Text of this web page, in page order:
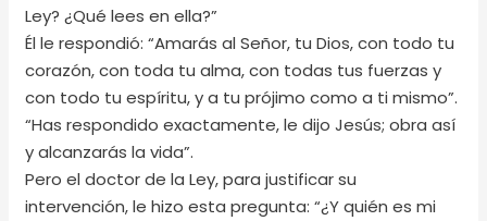
Ley? ¿Qué lees en ella?”
Él le respondió: “Amarás al Señor, tu Dios, con todo tu
corazón, con toda tu alma, con todas tus fuerzas y
con todo tu espíritu, y a tu prójimo como a ti mismo”.
“Has respondido exactamente, le dijo Jesús; obra así
y alcanzarás la vida”.
Pero el doctor de la Ley, para justificar su
intervención, le hizo esta pregunta: “¿Y quién es mi